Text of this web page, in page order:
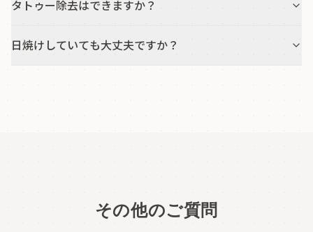
タトゥー除去はできますか？
日焼けしていても大丈夫ですか？
その他のご質問